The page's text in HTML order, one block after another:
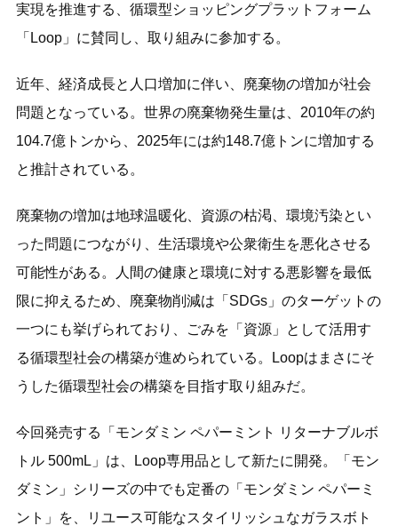
実現を推進する、循環型ショッピングプラットフォーム
「Loop」に賛同し、取り組みに参加する。
近年、経済成長と人口増加に伴い、廃棄物の増加が社会
問題となっている。世界の廃棄物発生量は、2010年の約
104.7億トンから、2025年には約148.7億トンに増加する
と推計されている。
廃棄物の増加は地球温暖化、資源の枯渇、環境汚染とい
った問題につながり、生活環境や公衆衛生を悪化させる
可能性がある。人間の健康と環境に対する悪影響を最低
限に抑えるため、廃棄物削減は「SDGs」のターゲットの
一つにも挙げられており、ごみを「資源」として活用す
る循環型社会の構築が進められている。Loopはまさにそ
うした循環型社会の構築を目指す取り組みだ。
今回発売する「モンダミン ペパーミント リターナブルボ
トル 500mL」は、Loop専用品として新たに開発。「モン
ダミン」シリーズの中でも定番の「モンダミン ペパーミ
ント」を、リユース可能なスタイリッシュなガラスボト